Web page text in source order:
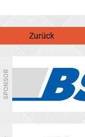
Zurück
SPONSOR